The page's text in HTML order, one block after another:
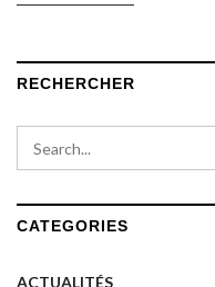
RECHERCHER
CATEGORIES
ACTUALITÉS